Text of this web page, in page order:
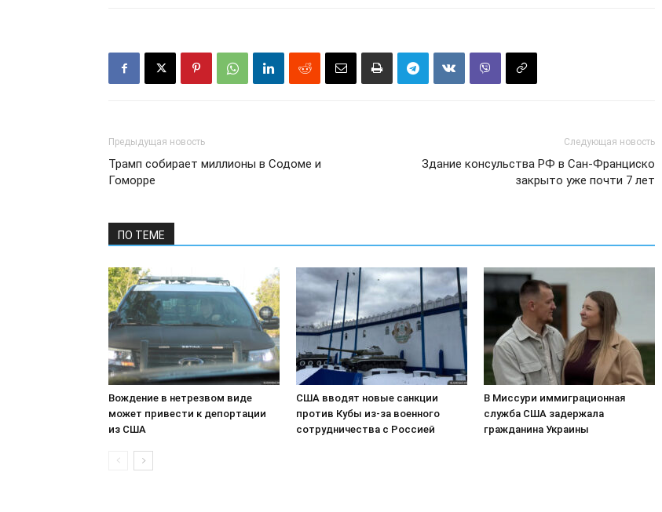
Предыдущая новость
Трамп собирает миллионы в Содоме и
Гоморре
Следующая новость
Здание консульства РФ в Сан-Франциско
закрыто уже почти 7 лет
ПО ТЕМЕ
Вождение в нетрезвом виде
может привести к депортации
из США
США вводят новые санкции
против Кубы из-за военного
сотрудничества с Россией
В Миссури иммиграционная
служба США задержала
гражданина Украины